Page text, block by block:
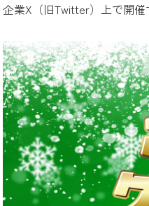
企業X（旧Twitter）上で開催